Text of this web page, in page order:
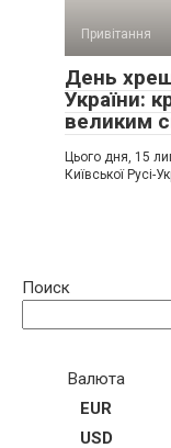
Привітання
День
України:
великим
Цього дня, 15
Київської Русі-
Поиск
Валюта
EUR
USD